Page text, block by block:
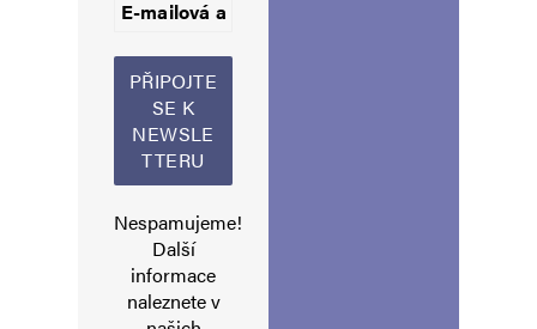
nepopadne nutkání jít si dát za tento hloupý
komentář facku před zrcadlem, odstěhujte
se do Sýrie a osobně okuste „lidumilské“
metody nové, lepší a demokratické vlády.
Když to přežijete, třeba vám pan Stoniš
Michal
Nespamujeme!
Další
informace
naleznete v